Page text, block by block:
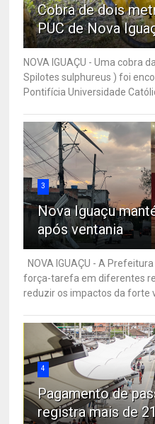
Cobra de dois
PUC de Nova
NOVA IGUAÇU - Uma cobra
Spilotes sulphureus ) foi
Pontifícia Universidade
3
Nova Iguaçu
após ventania
NOVA IGUAÇU - A
força-tarefa em diferentes
reduzir os impactos da forte
4
Pagamento de
registra mais de